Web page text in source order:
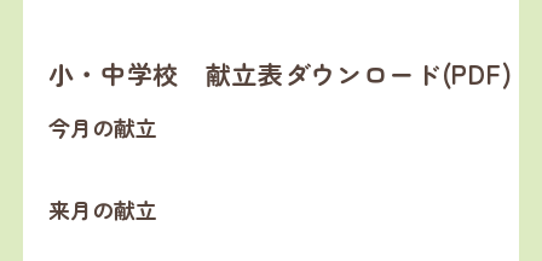
小・中学校 献立表ダウンロード(PDF)
今月の献立
来月の献立